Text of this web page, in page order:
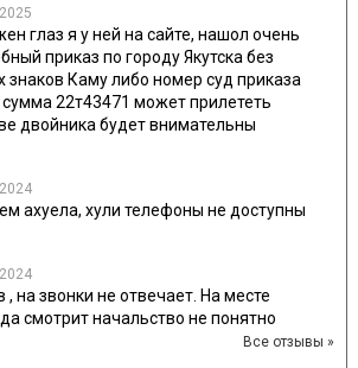
глаз я у ней на сайте, нашол очень
приказ по городу Якутска без
знаков Каму либо номер суд приказа
22т43471 может прилететь
двойника будет внимательны
ахуела, хули телефоны не доступны
на звонки не отвечает. На месте
смотрит начальство не понятно
Все отзывы »